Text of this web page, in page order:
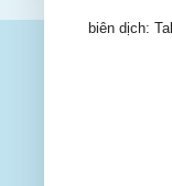
biên dịch: